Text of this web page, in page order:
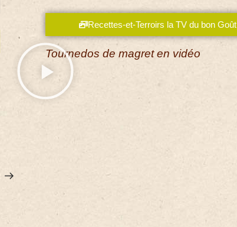
Recettes-et-Terroirs la TV du bon Goût
Tournedos de magret en vidéo